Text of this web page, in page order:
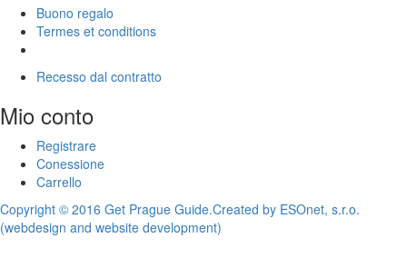
Buono regalo
Termes et conditions
Recesso dal contratto
Mio conto
Registrare
Conessione
Carrello
Copyright © 2016 Get Prague Guide.Created by ESOnet, s.r.o.
(webdesign and website development)